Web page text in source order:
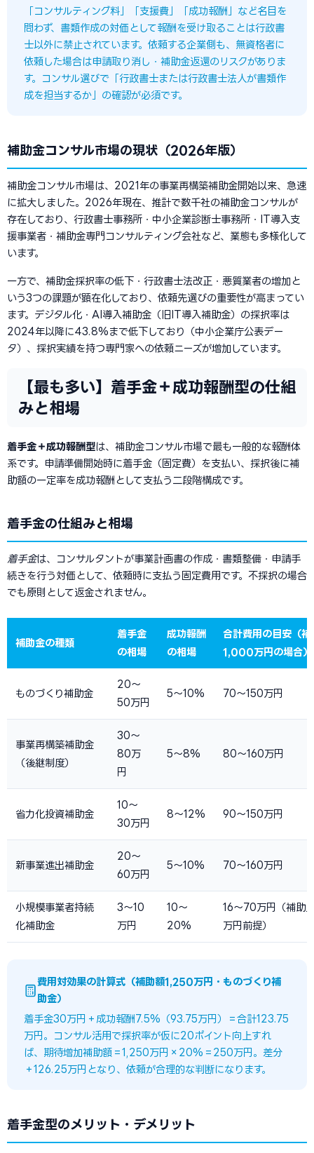
「コンサルティング料」「支援費」「成功報酬」など名目を
問わず、書類作成の対価として報酬を受け取ることは行政書
士以外に禁止されています。依頼する企業側も、無資格者に
依頼した場合は申請取り消し・補助金返還のリスクがありま
す。コンサル選びで「行政書士または行政書士法人が書類作
成を担当するか」の確認が必須です。
補助金コンサル市場の現状（2026年版）
補助金コンサル市場は、2021年の事業再構築補助金開始以来、急速
に拡大しました。2026年現在、推計で数千社の補助金コンサルが
存在しており、行政書士事務所・中小企業診断士事務所・IT導入支
援事業者・補助金専門コンサルティング会社など、業態も多様化して
います。
一方で、補助金採択率の低下・行政書士法改正・悪質業者の増加と
いう3つの課題が顕在化しており、依頼先選びの重要性が高まってい
ます。デジタル化・AI導入補助金（旧IT導入補助金）の採択率は
2024年以降に43.8%まで低下しており（中小企業庁公表デー
タ）、採択実績を持つ専門家への依頼ニーズが増加しています。
【最も多い】着手金＋成功報酬型の仕組
みと相場
着手金＋成功報酬型は、補助金コンサル市場で最も一般的な報酬体
系です。申請準備開始時に着手金（固定費）を支払い、採択後に補
助額の一定率を成功報酬として支払う二段階構成です。
着手金の仕組みと相場
着手金は、コンサルタントが事業計画書の作成・書類整備・申請手
続きを行う対価として、依頼時に支払う固定費用です。不採択の場合
でも原則として返金されません。
補助金の種類
着手金
の相場
成功報酬
の相場
合計費用の目安（補
1,000万円の場合）
ものづくり補助金
20〜
50万円
5〜10% 70〜150万円
事業再構築補助金
（後継制度）
30〜
80万
円
5〜8% 80〜160万円
省力化投資補助金
10〜
30万円
8〜12% 90〜150万円
新事業進出補助金
20〜
60万円
5〜10% 70〜160万円
小規模事業者持続
化補助金
3〜10
万円
10〜
20%
16〜70万円（補助
万円前提）
費用対効果の計算式（補助額1,250万円・ものづくり補
助金）
着手金30万円＋成功報酬7.5%（93.75万円）＝合計123.75
万円。コンサル活用で採択率が仮に20ポイント向上すれ
ば、期待増加補助額＝1,250万円×20%＝250万円。差分
＋126.25万円となり、依頼が合理的な判断になります。
着手金型のメリット・デメリット